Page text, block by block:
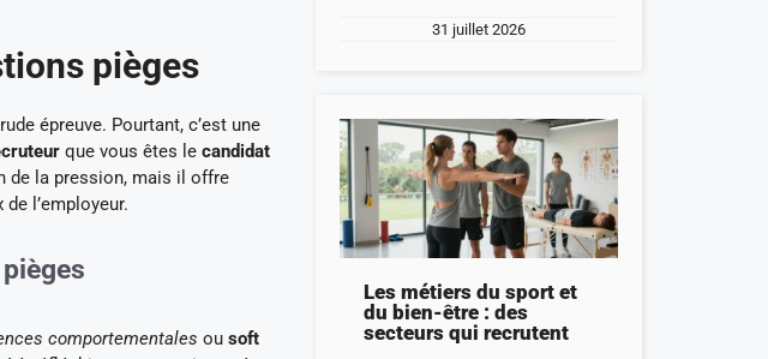
pièges
épreuve. Pourtant, c’est une
que vous êtes le candidat
de la pression, mais il offre
l’employeur.
comportementales ou soft
31 juillet 2026
Les métiers du sport et
du bien-être : des
secteurs qui recrutent